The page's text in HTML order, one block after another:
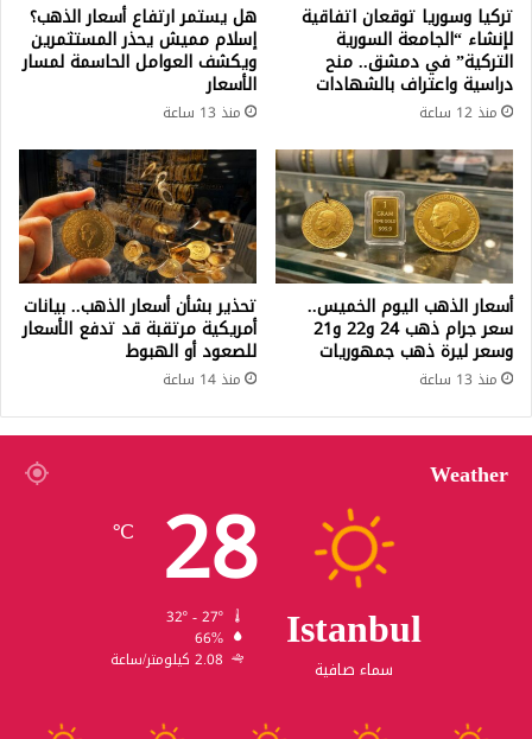
تركيا وسوريا توقعان اتفاقية
لإنشاء “الجامعة السورية
التركية” في دمشق.. منح
دراسية واعتراف بالشهادات
منذ 12 ساعة
هل يستمر ارتفاع أسعار الذهب؟
إسلام مميش يحذر المستثمرين
ويكشف العوامل الحاسمة لمسار
الأسعار
منذ 13 ساعة
أسعار الذهب اليوم الخميس..
سعر جرام ذهب 24 و22 و21
وسعر ليرة ذهب جمهوريات
منذ 13 ساعة
تحذير بشأن أسعار الذهب.. بيانات
أمريكية مرتقبة قد تدفع الأسعار
للصعود أو الهبوط
منذ 14 ساعة
Weather
Istanbul
سماء صافية
28
℃
66%
2.08 كيلومتر/ساعة